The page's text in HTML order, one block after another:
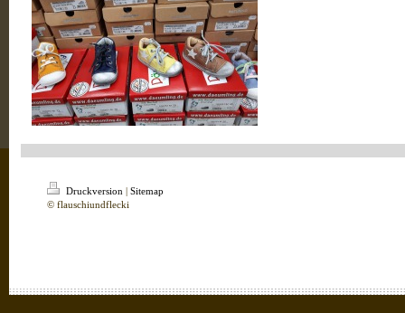
Druckversion | Sitemap
© flauschiundflecki